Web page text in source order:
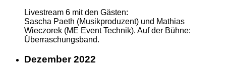
Livestream 6 mit den Gästen:
Sascha Paeth (Musikproduzent) und Mathias
Wieczorek (ME Event Technik). Auf der Bühne:
Überraschungsband.
Dezember 2022